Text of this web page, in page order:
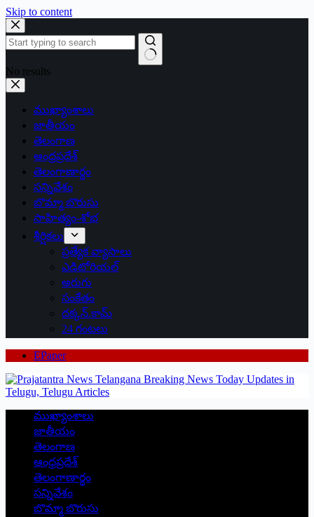
Skip to content
No results
ముఖ్యాంశాలు
జాతీయం
తెలంగాణ
ఆంధ్రప్రదేశ్
తెలంగాణార్థం
సన్నివేశం
బొమ్మా బొరుసు
సాహిత్యం-శోభ
శీర్షికలు
ప్రత్యేక వ్యాసాలు
ఎడిటోరియల్
అరుగు
సంకేతం
దక్కన్.కామ్
24 గంటలు
EPaper
ముఖ్యాంశాలు
జాతీయం
తెలంగాణ
ఆంధ్రప్రదేశ్
తెలంగాణార్థం
సన్నివేశం
బొమ్మా బొరుసు